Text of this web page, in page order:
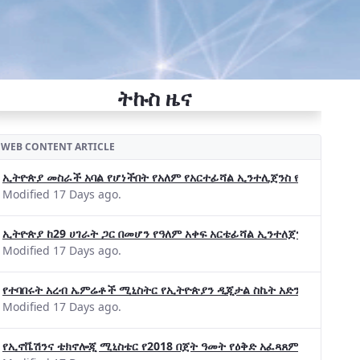
ትኩስ ዜና
WEB CONTENT ARTICLE
ኢትዮጵያ መስራች አባል የሆነችበት የአለም የአርተፊሻል ኢንተሊጀንስ የትብብር
Modified 17 Days ago.
ኢትዮጵያ ከ29 ሀገራት ጋር በመሆን የዓለም አቀፍ አርቴፊሻል ኢንተለጀንስ ትብብር
Modified 17 Days ago.
የተባበሩት አረብ ኤምሬቶች ሚኒስትር የኢትዮጵያን ዲጂታል ስኬት አድንቀዋል
Modified 17 Days ago.
የኢኖቬሽንና ቴክኖሎጂ ሚኒስቴር የ2018 በጀት ዓመት የዕቅድ አፈጻጸምና የቀጣይ